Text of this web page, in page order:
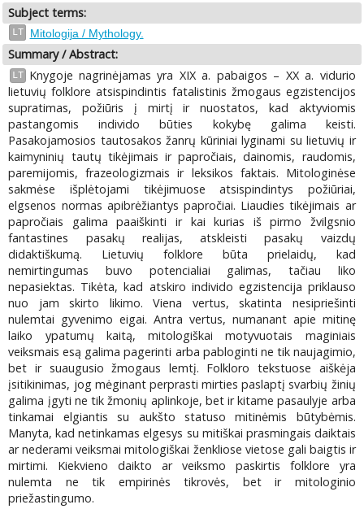
Subject terms:
LT Mitologija / Mythology.
Summary / Abstract:
LT
Knygoje nagrinėjamas yra XIX a. pabaigos – XX a. vidurio
lietuvių folklore atsispindintis fatalistinis žmogaus egzistencijos
supratimas, požiūris į mirtį ir nuostatos, kad aktyviomis
pastangomis individo būties kokybę galima keisti.
Pasakojamosios tautosakos žanrų kūriniai lyginami su lietuvių ir
kaimyninių tautų tikėjimais ir papročiais, dainomis, raudomis,
paremijomis, frazeologizmais ir leksikos faktais. Mitologinėse
sakmėse išplėtojami tikėjimuose atsispindintys požiūriai,
elgsenos normas apibrėžiantys papročiai. Liaudies tikėjimais ar
papročiais galima paaiškinti ir kai kurias iš pirmo žvilgsnio
fantastines pasakų realijas, atskleisti pasakų vaizdų
didaktiškumą. Lietuvių folklore būta prielaidų, kad
nemirtingumas buvo potencialiai galimas, tačiau liko
nepasiektas. Tikėta, kad atskiro individo egzistencija priklauso
nuo jam skirto likimo. Viena vertus, skatinta nesipriešinti
nulemtai gyvenimo eigai. Antra vertus, numanant apie mitinę
laiko ypatumų kaitą, mitologiškai motyvuotais maginiais
veiksmais esą galima pagerinti arba pabloginti ne tik naujagimio,
bet ir suaugusio žmogaus lemtį. Folkloro tekstuose aiškėja
įsitikinimas, jog mėginant perprasti mirties paslaptį svarbių žinių
galima įgyti ne tik žmonių aplinkoje, bet ir kitame pasaulyje arba
tinkamai elgiantis su aukšto statuso mitinėmis būtybėmis.
Manyta, kad netinkamas elgesys su mitiškai prasmingais daiktais
ar nederami veiksmai mitologiškai ženkliose vietose gali baigtis ir
mirtimi. Kiekvieno daikto ar veiksmo paskirtis folklore yra
nulemta ne tik empirinės tikrovės, bet ir mitologinio
priežastingumo.